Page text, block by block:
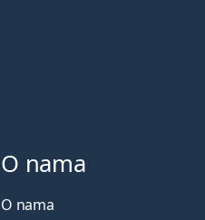
O nama
O nama